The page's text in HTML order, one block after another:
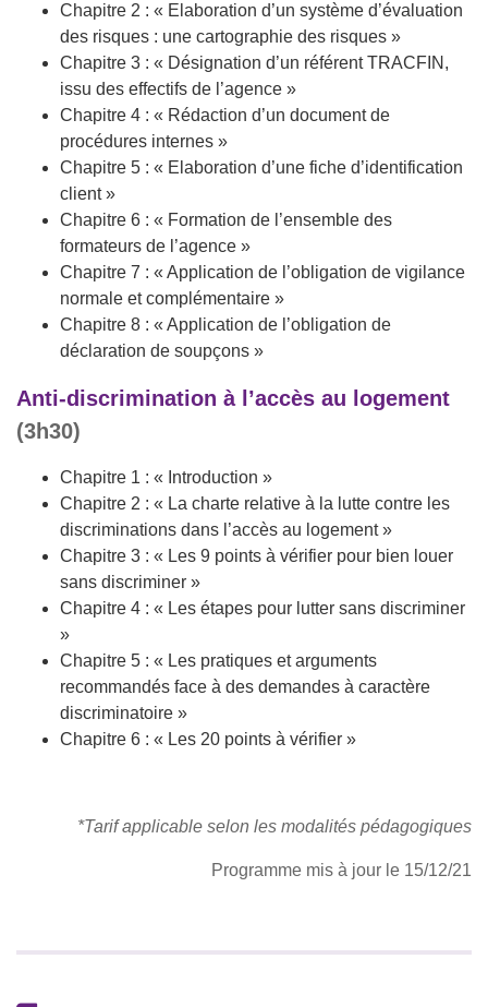
Chapitre 2 : « Elaboration d’un système d’évaluation
des risques : une cartographie des risques »
Chapitre 3 : « Désignation d’un référent TRACFIN,
issu des effectifs de l’agence »
Chapitre 4 : « Rédaction d’un document de
procédures internes »
Chapitre 5 : « Elaboration d’une fiche d’identification
client »
Chapitre 6 : « Formation de l’ensemble des
formateurs de l’agence »
Chapitre 7 : « Application de l’obligation de vigilance
normale et complémentaire »
Chapitre 8 : « Application de l’obligation de
déclaration de soupçons »
Anti-discrimination à l’accès au logement
(3h30)
Chapitre 1 : « Introduction »
Chapitre 2 : « La charte relative à la lutte contre les
discriminations dans l’accès au logement »
Chapitre 3 : « Les 9 points à vérifier pour bien louer
sans discriminer »
Chapitre 4 : « Les étapes pour lutter sans discriminer
»
Chapitre 5 : « Les pratiques et arguments
recommandés face à des demandes à caractère
discriminatoire »
Chapitre 6 : « Les 20 points à vérifier »
*Tarif applicable selon les modalités pédagogiques
Programme mis à jour le 15/12/21